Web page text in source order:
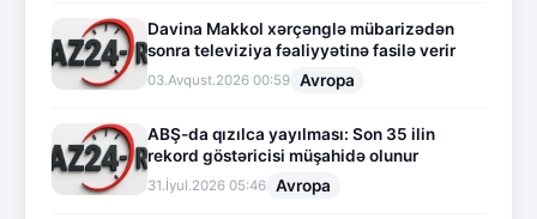
Davina Makkol xərçənglə mübarizədən
sonra televiziya fəaliyyətinə fasilə verir
03.Avqust.2026 00:59 Avropa
ABŞ-da qızılca yayılması: Son 35 ilin
rekord göstəricisi müşahidə olunur
31.İyul.2026 05:46 Avropa